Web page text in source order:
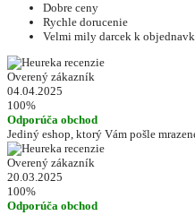
Dobre ceny
Rychle dorucenie
Velmi mily darcek k
Overený zákazník
04.04.2025
100%
Odporúča obchod
Jediný eshop, ktorý Vám pošle
Overený zákazník
20.03.2025
100%
Odporúča obchod